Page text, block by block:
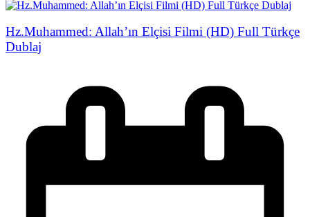
Hz.Muhammed: Allah’ın Elçisi Filmi (HD) Full Türkçe
Dublaj